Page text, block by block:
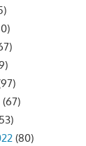
(67)
(80)